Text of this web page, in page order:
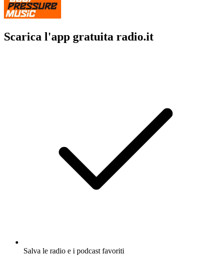
Scarica l'app gratuita radio.it
Salva le radio e i podcast favoriti